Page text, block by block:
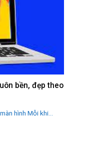
bền, đẹp theo
hình Mỗi khi...